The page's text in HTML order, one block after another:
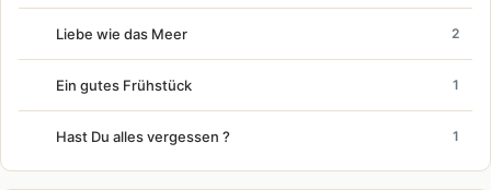
Liebe wie das Meer 2
Ein gutes Frühstück 1
Hast Du alles vergessen ? 1